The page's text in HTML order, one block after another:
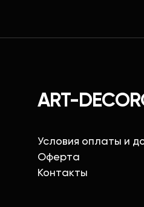
ART-
Условия оплаты и
Оферта
Контакты